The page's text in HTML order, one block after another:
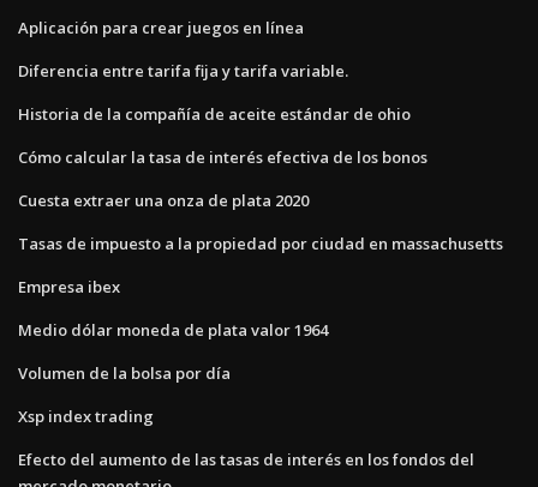
Aplicación para crear juegos en línea
Diferencia entre tarifa fija y tarifa variable.
Historia de la compañía de aceite estándar de ohio
Cómo calcular la tasa de interés efectiva de los bonos
Cuesta extraer una onza de plata 2020
Tasas de impuesto a la propiedad por ciudad en massachusetts
Empresa ibex
Medio dólar moneda de plata valor 1964
Volumen de la bolsa por día
Xsp index trading
Efecto del aumento de las tasas de interés en los fondos del